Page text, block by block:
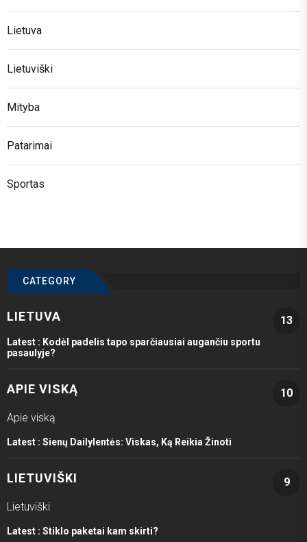
Lietuva
Lietuviški
Mityba
Patarimai
Sportas
CATEGORY
LIETUVA 13
Latest : Kodėl padelis tapo sparčiausiai augančiu sportu
pasaulyje?
APIE VISKĄ
10
Apie viską
Latest : Sienų Dailylentės: Viskas, Ką Reikia Žinoti
LIETUVIŠKI
9
Lietuviški
Latest : Stiklo paketai kam skirti?